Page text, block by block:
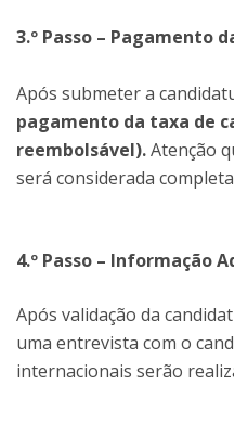
3.º Passo – Pagamento
Após submeter a
pagamento da taxa de
reembolsável).Atenção
será considerada
4.º Passo – Informação
Após validação da
uma entrevista com o
internacionais serão